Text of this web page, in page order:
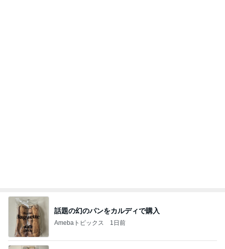
話題の幻のパンをカルディで購入
Amebaトピックス 1日前